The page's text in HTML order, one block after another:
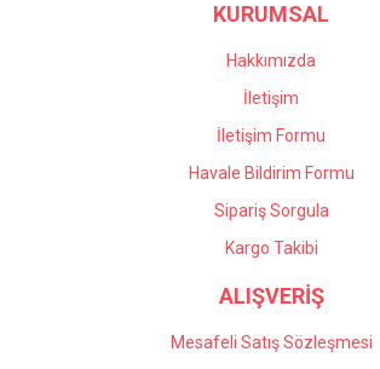
KURUMSAL
Hakkımızda
İletişim
İletişim Formu
Havale Bildirim Formu
Sipariş Sorgula
Kargo Takibi
ALIŞVERİŞ
Mesafeli Satış Sözleşmesi